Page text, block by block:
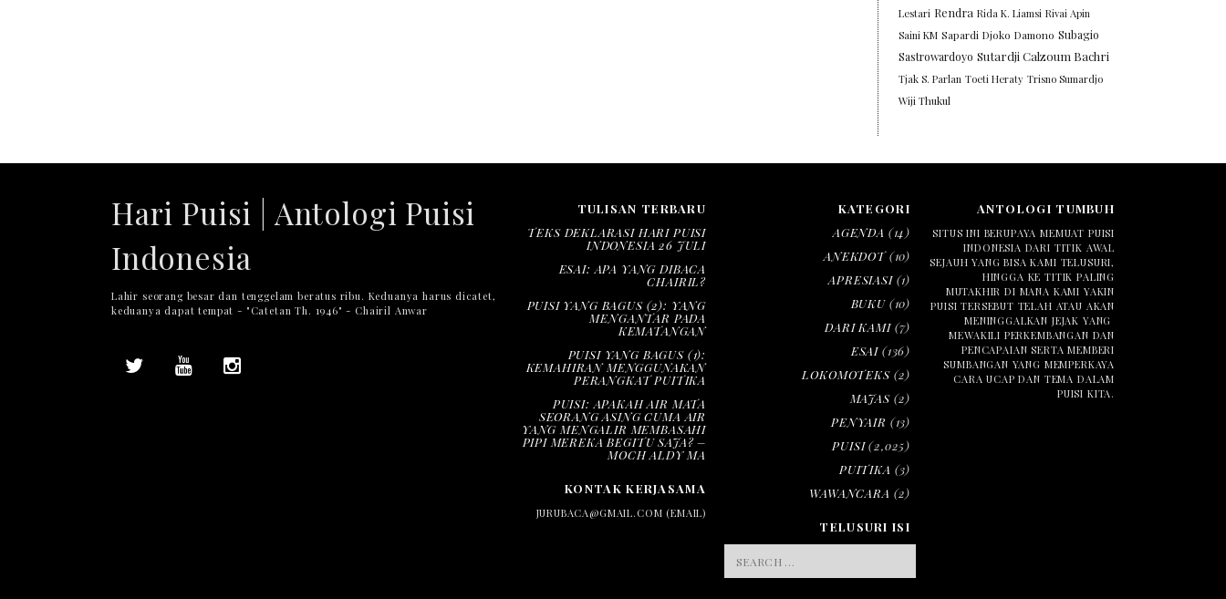
Lestari Rendra Rida K. Liamsi Rivai Apin
Saini KM Sapardi Djoko Damono Subagio
Sastrowardoyo Sutardji Calzoum Bachri
Tjak S. Parlan Toeti Heraty Trisno Sumardjo
Wiji Thukul
Hari Puisi | Antologi Puisi
Indonesia
Lahir seorang besar dan tenggelam beratus ribu. Keduanya harus dicatet,
keduanya dapat tempat - "Catetan Th. 1946" - Chairil Anwar
TULISAN TERBARU
TEKS DEKLARASI HARI PUISI
INDONESIA 26 JULI
ESAI: APA YANG DIBACA
CHAIRIL?
PUISI YANG BAGUS (2): YANG
MENGANTAR PADA
KEMATANGAN
PUISI YANG BAGUS (1):
KEMAHIRAN MENGGUNAKAN
PERANGKAT PUITIKA
PUISI: APAKAH AIR MATA
SEORANG ASING CUMA AIR
YANG MENGALIR MEMBASAHI
PIPI MEREKA BEGITU SAJA? –
MOCH ALDY MA
KONTAK KERJASAMA
JURUBACA@GMAIL.COM (EMAIL)
KATEGORI
AGENDA (14)
ANEKDOT(10)
APRESIASI(1)
BUKU(10)
DARI KAMI(7)
ESAI (136)
LOKOMOTEKS(2)
MAJAS(2)
PENYAIR (13)
PUISI(2,025)
PUITIKA (3)
WAWANCARA (2)
TELUSURI ISI
FOR:
ANTOLOGI TUMBUH
SITUS INI BERUPAYA MEMUAT PUISI
INDONESIA DARI TITIK AWAL
SEJAUH YANG BISA KAMI TELUSURI,
HINGGA KE TITIK PALING
MUTAKHIR DI MANA KAMI YAKIN
PUISI TERSEBUT TELAH ATAU AKAN
MENINGGALKAN JEJAK YANG
MEWAKILI PERKEMBANGAN DAN
PENCAPAIAN SERTA MEMBERI
SUMBANGAN YANG MEMPERKAYA
CARA UCAP DAN TEMA DALAM
PUISI KITA.